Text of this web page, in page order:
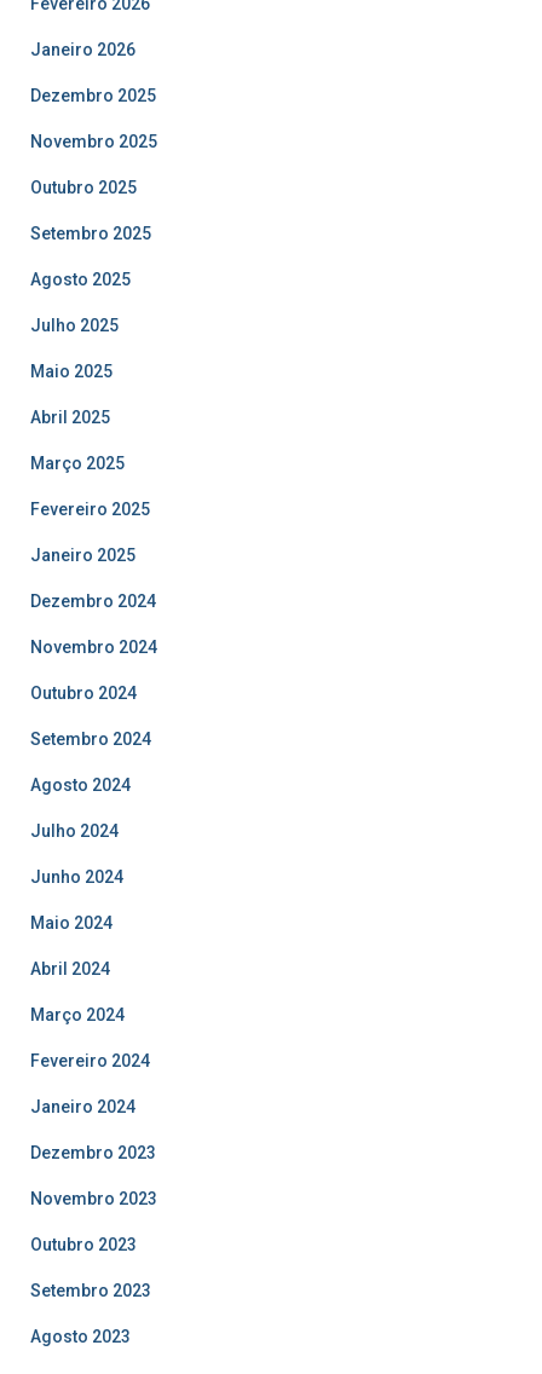
Janeiro 2026
Dezembro 2025
Novembro 2025
Outubro 2025
Setembro 2025
Agosto 2025
Julho 2025
Maio 2025
Abril 2025
Março 2025
Fevereiro 2025
Janeiro 2025
Dezembro 2024
Novembro 2024
Outubro 2024
Setembro 2024
Agosto 2024
Julho 2024
Junho 2024
Maio 2024
Abril 2024
Março 2024
Fevereiro 2024
Janeiro 2024
Dezembro 2023
Novembro 2023
Outubro 2023
Setembro 2023
Agosto 2023